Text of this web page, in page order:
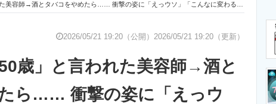
経営リーダーのコ
製造業のIT導入・
容師→酒とタバコをやめたら…… 衝撃の姿に「えっウソ」「こんなに変わるんですね」
2026/05/21 19:20（公開） 2026/05/21 19:20（更新）
歳」と言われた美容師→酒と
ら…… 衝撃の姿に「えっウ